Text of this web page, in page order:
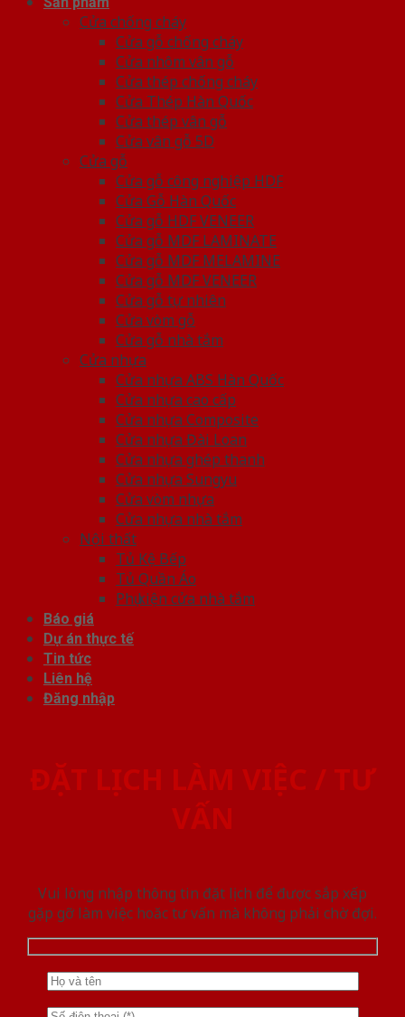
Cửa chống cháy
Cửa gỗ chống cháy
Cửa nhôm vân gỗ
Cửa thép chống cháy
Cửa Thép Hàn Quốc
Cửa thép vân gỗ
Cửa vân gỗ 5D
Cửa gỗ
Cửa gỗ công nghiệp HDF
Cửa Gỗ Hàn Quốc
Cửa gỗ HDF VENEER
Cửa gỗ MDF LAMINATE
Cửa gỗ MDF MELAMINE
Cửa gỗ MDF VENEER
Cửa gỗ tự nhiên
Cửa vòm gỗ
Cửa gỗ nhà tắm
Cửa nhựa
Cửa nhựa ABS Hàn Quốc
Cửa nhựa cao cấp
Cửa nhựa Composite
Cửa nhựa Đài Loan
Cửa nhựa ghép thanh
Cửa nhựa Sungyu
Cửa vòm nhựa
Cửa nhựa nhà tắm
Nội thất
Tủ Kệ Bếp
Tủ Quần Áo
Phụ kiện cửa nhà tắm
Báo giá
Dự án thực tế
Tin tức
Liên hệ
Đăng nhập
ĐẶT LỊCH LÀM VIỆC / TƯ
VẤN
Vui lòng nhập thông tin đặt lịch để được sắp xếp
gặp gỡ làm việc hoăc tư vấn mà không phải chờ đợi.